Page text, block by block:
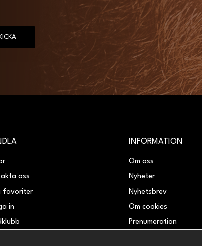
oss
favoriter
in
INFORMATION
Om oss
Nyheter
Nyhetsbrev
Om cookies
Prenumeration